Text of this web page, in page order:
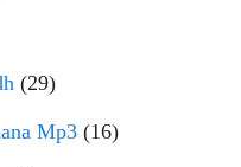
(29)
Mp3 (16)